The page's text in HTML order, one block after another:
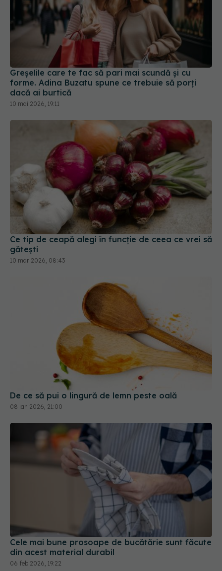
Greșelile care te fac să pari mai scundă și cu
forme. Adina Buzatu spune ce trebuie să porți
dacă ai burtică
10 mai 2026, 19:11
Ce tip de ceapă alegi în funcție de ceea ce vrei să
gătești
10 mar 2026, 08:43
De ce să pui o lingură de lemn peste oală
08 ian 2026, 21:00
Cele mai bune prosoape de bucătărie sunt făcute
din acest material durabil
06 feb 2026, 19:22